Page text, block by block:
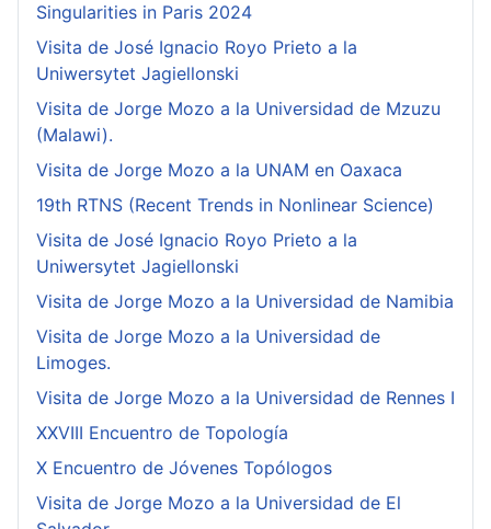
Singularities in Paris 2024
Visita de José Ignacio Royo Prieto a la
Uniwersytet Jagiellonski
Visita de Jorge Mozo a la Universidad de Mzuzu
(Malawi).
Visita de Jorge Mozo a la UNAM en Oaxaca
19th RTNS (Recent Trends in Nonlinear Science)
Visita de José Ignacio Royo Prieto a la
Uniwersytet Jagiellonski
Visita de Jorge Mozo a la Universidad de Namibia
Visita de Jorge Mozo a la Universidad de
Limoges.
Visita de Jorge Mozo a la Universidad de Rennes I
XXVIII Encuentro de Topología
X Encuentro de Jóvenes Topólogos
Visita de Jorge Mozo a la Universidad de El